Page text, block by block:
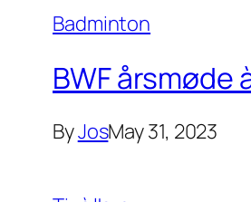
Badminton
BWF
ByJosMay 31, 2023